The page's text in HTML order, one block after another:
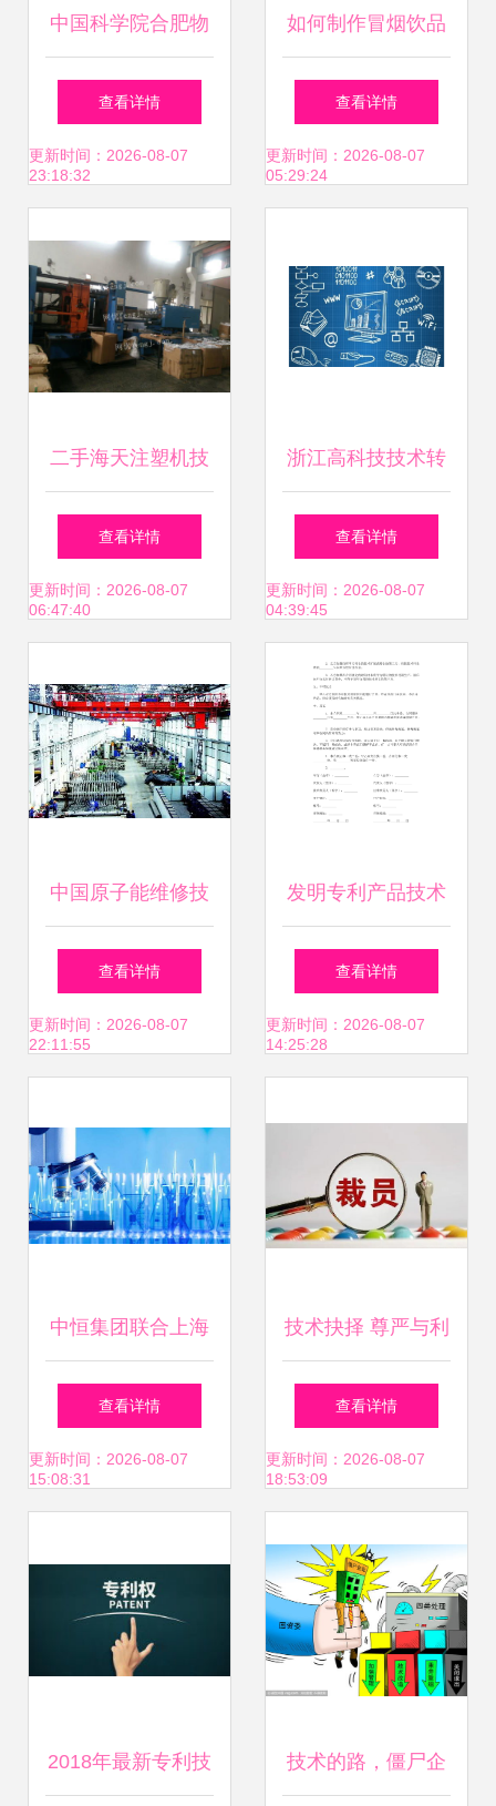
中国科学院合肥物
质科学研究院
查看详情
更新时间：2026-08-07
23:18:32
如何制作冒烟饮品
及技术转让指南
查看详情
更新时间：2026-08-07
05:29:24
二手海天注塑机技
术转让 注塑机加工
厂资金回笼的机遇
查看详情
更新时间：2026-08-07
06:47:40
浙江高科技技术转
让 按需定制，引领
产业升级新篇章
查看详情
更新时间：2026-08-07
04:39:45
中国原子能维修技
术成就 世界第一，
美日望尘莫及
查看详情
更新时间：2026-08-07
22:11:55
发明专利产品技术
转让合同书（最新
修订版）
查看详情
更新时间：2026-08-07
14:25:28
中恒集团联合上海
中医药大学 30亿级
血栓通药物开启二
征程
查看详情
更新时间：2026-08-07
15:08:31
技术抉择 尊严与利
益的平衡之道
查看详情
更新时间：2026-08-07
18:53:09
2018年最新专利技 技术的路，僵尸企